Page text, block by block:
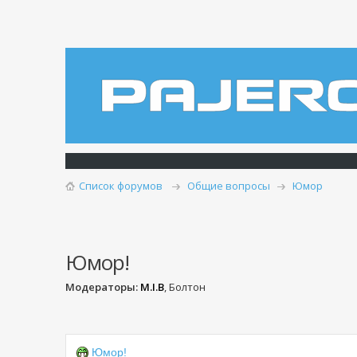
Список форумов Общие вопросы Юмор
Юмор!
Модераторы: M.I.B, Болтон
Юмор!